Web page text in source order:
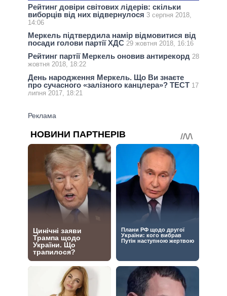
Рейтинг довіри світових лідерів: скільки
виборців від них відвернулося 3 серпня 2018,
14:06
Меркель підтвердила намір відмовитися від
посади голови партії ХДС 29 жовтня 2018, 16:16
Рейтинг партії Меркель оновив антирекорд 28
жовтня 2018, 18:22
День народження Меркель. Що Ви знаєте
про сучасного «залізного канцлера»? ТЕСТ 17
липня 2017, 18:21